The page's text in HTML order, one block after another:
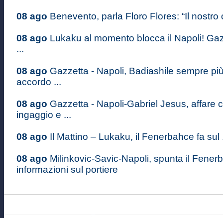
08 ago Benevento, parla Floro Flores: “Il nostro
08 ago Lukaku al momento blocca il Napoli!
...
08 ago Gazzetta - Napoli, Badiashile sempre
accordo ...
08 ago Gazzetta - Napoli-Gabriel Jesus, affare
ingaggio e ...
08 ago Il Mattino – Lukaku, il Fenerbahce fa sul
08 ago Milinkovic-Savic-Napoli, spunta il
informazioni sul portiere